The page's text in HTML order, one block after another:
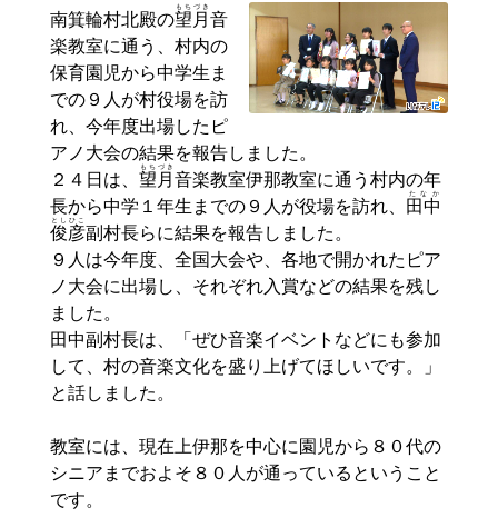
南箕輪村北殿の望月
もちづき
音
楽教室に通う、村内の
保育園児から中学生ま
での９人が村役場を訪
れ、今年度出場したピ
アノ大会の結果を報告しました。
２４日は、望月
もちづき
音楽教室伊那教室に通う村内の年
長から中学１年生までの９人が役場を訪れ、 田中
たなか
俊彦
としひこ
副村長らに結果を報告しました。
９人は今年度、全国大会や、各地で開かれたピア
ノ大会に出場し、それぞれ入賞などの結果を残し
ました。
田中副村長は、「ぜひ音楽イベントなどにも参加
して、村の音楽文化を盛り上げてほしいです。」
と話しました。
教室には、現在上伊那を中心に園児から８０代の
シニアまでおよそ８０人が通っているということ
です。